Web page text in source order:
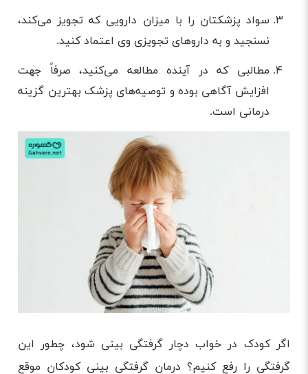
سواد پزشکتان را با میزان دارو‌یی که تجویز می‌کند،
نسنجید و به دارو‌های تجویزی وی اعتماد کنید.
مطالبی که در آینده مطالعه می‌کنید، صرفاً جهت
افزایش آگاهی بوده و توصیه‌های پزشک بهترین گزینه
درمانی است.
اگر کودک در خواب دچار گرفتگی بینی شود، چطور این
گرفتگی را رفع کنیم؟ درمان گرفتگی بینی کودکان موقع